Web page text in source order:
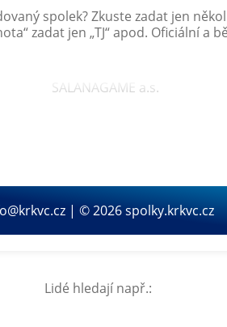
spolek? Zkuste zadat jen
“ zadat jen „TJ“ apod. Oficiální a
| © 2026 spolky.krkvc.cz
Lidé hledají např.: